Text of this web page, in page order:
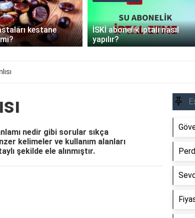
kestane
İSKİ abonelik iptali nasıl
yapılır?
nedir gibi sorular sıkça
kelimeler ve kullanım alanları
şekilde ele alınmıştır.